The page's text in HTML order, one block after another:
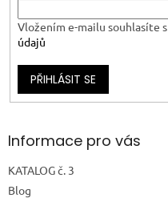
Vložením e-mailu souhlasíte s
údajů
PŘIHLÁSIT SE
Informace pro vás
KATALOG č. 3
Blog